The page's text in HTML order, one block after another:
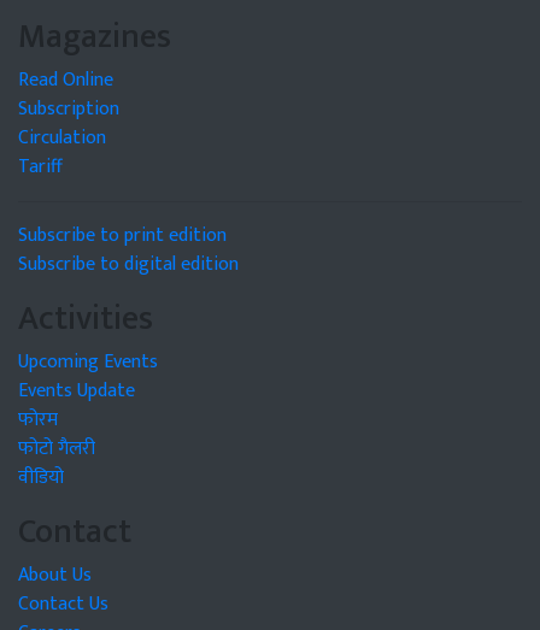
Magazines
Read Online
Subscription
Circulation
Tariff
Subscribe to print edition
Subscribe to digital edition
Activities
Upcoming Events
Events Update
फोरम
फोटो गैलरी
वीडियो
Contact
About Us
Contact Us